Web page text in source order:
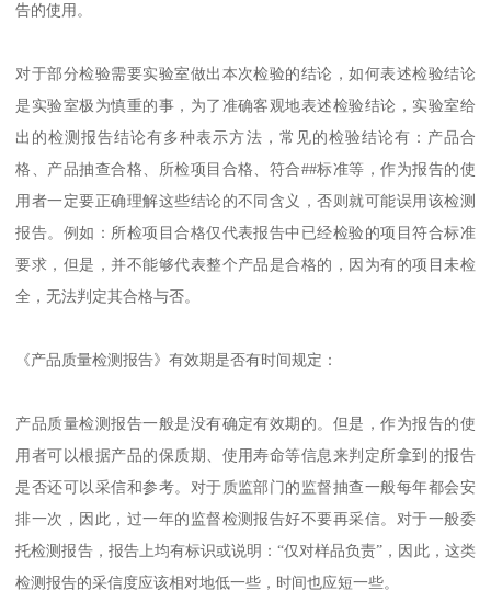
告的使用。
对于部分检验需要实验室做出本次检验的结论，如何表述检验结论
是实验室极为慎重的事，为了准确客观地表述检验结论，实验室给
出的检测报告结论有多种表示方法，常见的检验结论有：产品合
格、产品抽查合格、所检项目合格、符合##标准等，作为报告的使
用者一定要正确理解这些结论的不同含义，否则就可能误用该检测
报告。例如：所检项目合格仅代表报告中已经检验的项目符合标准
要求，但是，并不能够代表整个产品是合格的，因为有的项目未检
全，无法判定其合格与否。
《产品质量检测报告》有效期是否有时间规定：
产品质量检测报告一般是没有确定有效期的。但是，作为报告的使
用者可以根据产品的保质期、使用寿命等信息来判定所拿到的报告
是否还可以采信和参考。对于质监部门的监督抽查一般每年都会安
排一次，因此，过一年的监督检测报告好不要再采信。对于一般委
托检测报告，报告上均有标识或说明：“仅对样品负责”，因此，这类
检测报告的采信度应该相对地低一些，时间也应短一些。